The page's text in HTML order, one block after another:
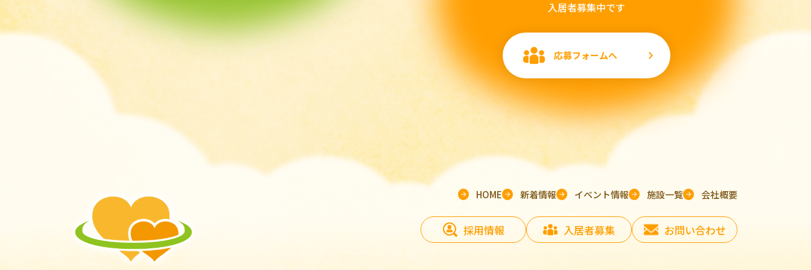
入居者募集中です
応募フォームへ
HOME 新着情報 イベント情報 施設一覧 会社概要
採用情報 入居者募集 お問い合わせ